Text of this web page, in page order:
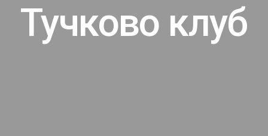
Тучково клуб